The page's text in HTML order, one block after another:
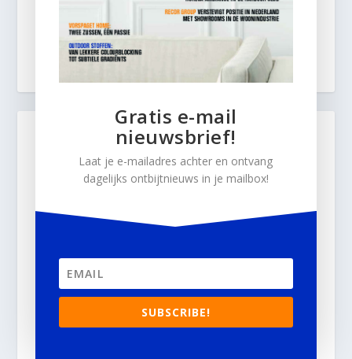
Gratis e-mail
nieuwsbrief!
Laat je e-mailadres achter en ontvang
dagelijks ontbijtnieuws in je mailbox!
SUBSCRIBE!